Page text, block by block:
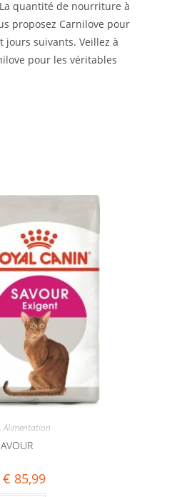
quantité de nourriture à
proposez Carnilove pour
jours suivants. Veillez à
pour les véritables
,Alimentation
€ 85,99